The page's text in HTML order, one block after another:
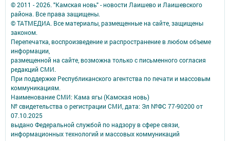
© 2011 - 2026. "Камская новь" - новости Лаишево и Лаишевского
района. Все права защищены.
© ТАТМЕДИА. Все материалы, размещенные на сайте, защищены
законом.
Перепечатка, воспроизведение и распространение в любом объеме
информации,
размещенной на сайте, возможна только с письменного согласия
редакций СМИ.
При поддержке Республиканского агентства по печати и массовым
коммуникациям.
Наименование СМИ: Кама ягы (Камская новь)
№ свидетельства о регистрации СМИ, дата: Эл №ФC 77-90200 от
07.10.2025
выдано Федеральной службой по надзору в сфере связи,
информационных технологий и массовых коммуникаций